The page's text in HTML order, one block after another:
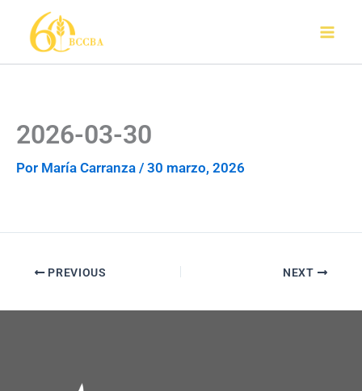
contenido
2026-03-30
Por María Carranza / 30 marzo, 2026
PREVIOUS NEXT